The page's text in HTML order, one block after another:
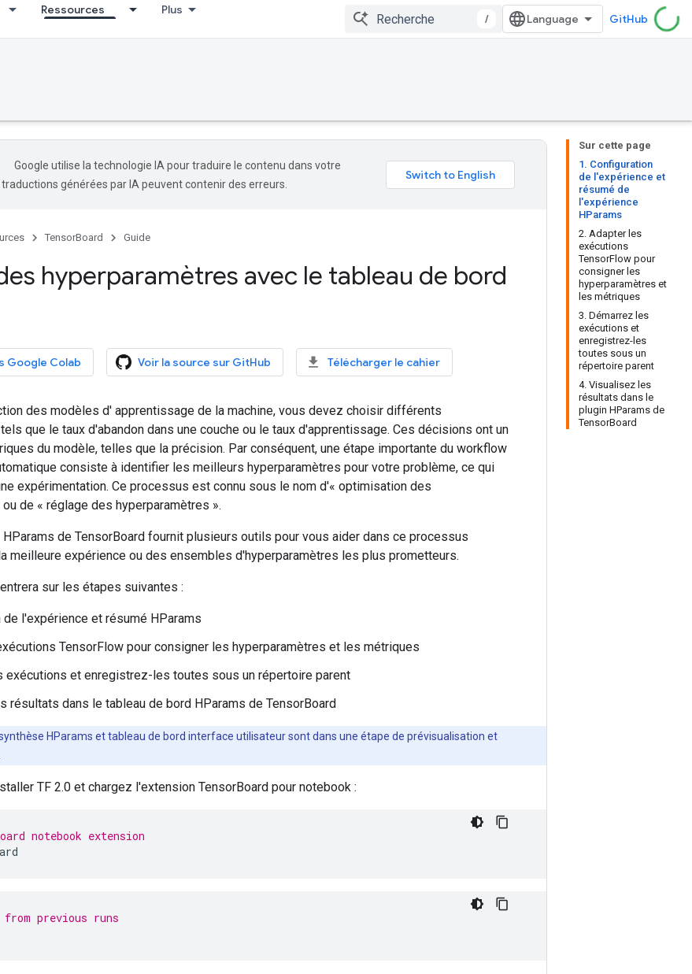
Ressources Plus
/ GitHub
Sur cette page
1. Configuration
de l'expérience et
résumé de
l'expérience
HParams
2. Adapter les
exécutions
TensorFlow pour
consigner les
hyperparamètres et
les métriques
3. Démarrez les
exécutions et
enregistrez-les
toutes sous un
répertoire parent
4. Visualisez les
résultats dans le
plugin HParams de
TensorBoard
Google utilise la technologie IA pour traduire le contenu dans votre
générées par IA peuvent contenir des erreurs.
TensorBoard Guide
hyperparamètres avec le tableau de bord
Google Colab Voir la source sur GitHub Télécharger le cahier
des modèles d' apprentissage de la machine, vous devez choisir différents
que le taux d'abandon dans une couche ou le taux d'apprentissage. Ces décisions ont un
du modèle, telles que la précision. Par conséquent, une étape importante du workflow
consiste à identifier les meilleurs hyperparamètres pour votre problème, ce qui
expérimentation. Ce processus est connu sous le nom d'« optimisation des
de « réglage des hyperparamètres ».
de TensorBoard fournit plusieurs outils pour vous aider dans ce processus
meilleure expérience ou des ensembles d'hyperparamètres les plus prometteurs.
sur les étapes suivantes :
de l'expérience et résumé HParams
TensorFlow pour consigner les hyperparamètres et les métriques
exécutions et enregistrez-les toutes sous un répertoire parent
résultats dans le tableau de bord HParams de TensorBoard
synthèse HParams et tableau de bord interface utilisateur sont dans une étape de prévisualisation et
TF 2.0 et chargez l'extension TensorBoard pour notebook :
notebook extension
previous runs